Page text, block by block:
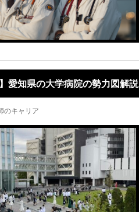
愛知県の大学病院の勢力図解説
のキャリア